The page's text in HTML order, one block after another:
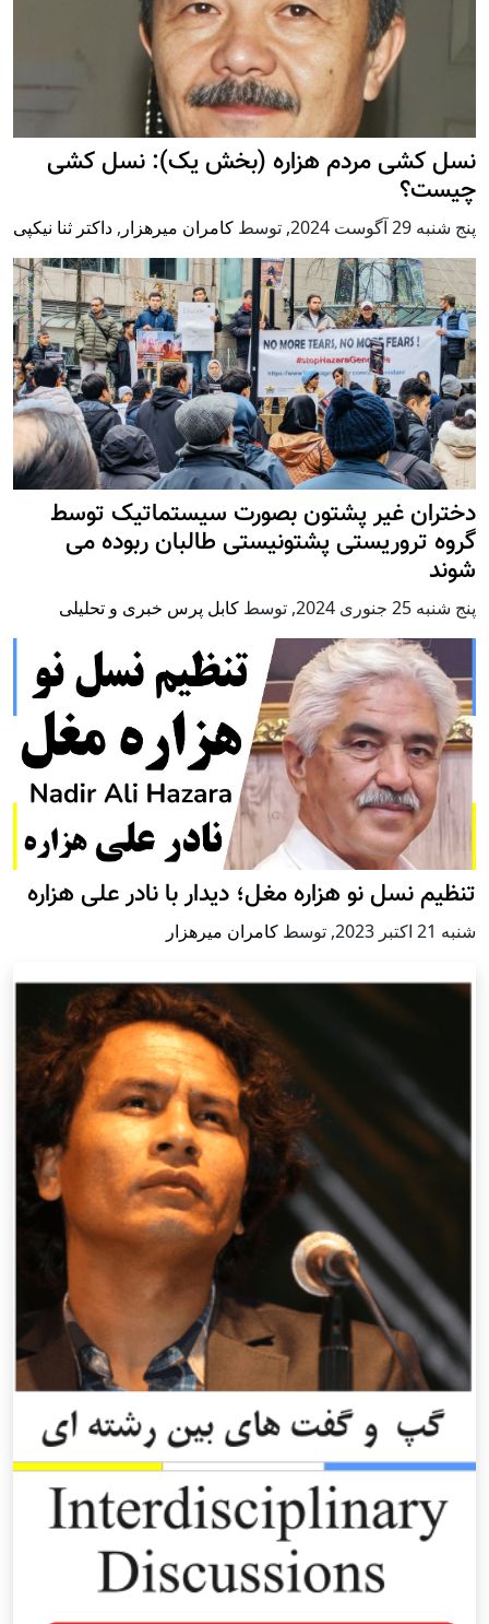
نسل کشی مردم هزاره (بخش یک): نسل کشی
چیست؟
پنج شنبه 29 آگوست 2024 , توسط کامران میرهزار , داکتر ثنا نیکپی
دختران غیر پشتون بصورت سیستماتیک توسط
گروه تروریستی پشتونیستی طالبان ربوده می
شوند
پنج شنبه 25 جنوری 2024 , توسط کابل پرس خبری و تحلیلی
تنظیم نسل نو هزاره مغل؛ دیدار با نادر علی هزاره
شنبه 21 اكتبر 2023 , توسط کامران میرهزار